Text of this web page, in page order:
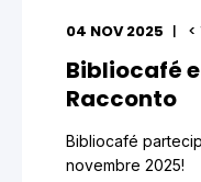
04 NOV 2025 <
Bibliocafé
Racconto
Bibliocafé
novembre 2025!